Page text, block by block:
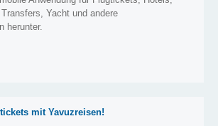
Yacht und andere
herunter.
mit Yavuzreisen!